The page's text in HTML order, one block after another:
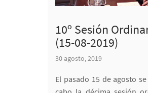
10º Sesión
(15-08-2019)
30 agosto, 2019
El pasado 15 de agosto